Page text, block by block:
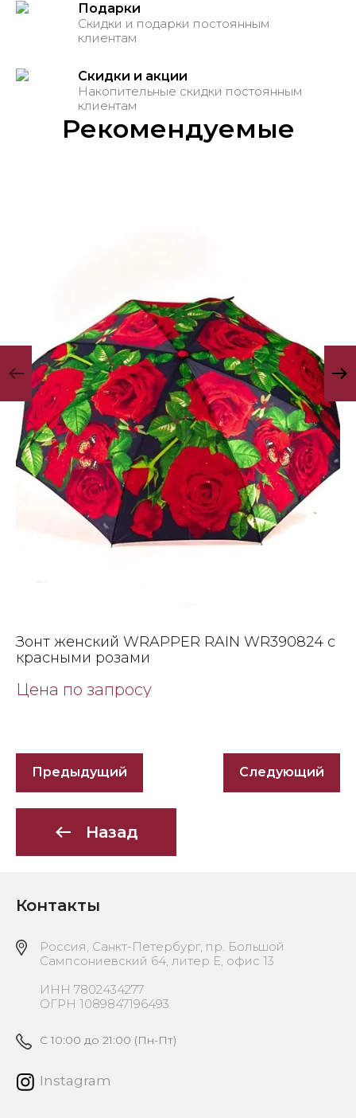
Подарки
Скидки и подарки постоянным
клиентам
Скидки и акции
Накопительные скидки постоянным
клиентам
Рекомендуемые
Зонт женский WRAPPER RAIN WR390824 с
красными розами
Цена по запросу
Предыдущий Следующий
Назад
Контакты
Россия, Санкт-Петербург, пр. Большой
Сампсониевский 64, литер Е, офис 13
ИНН 7802434277
ОГРН 1089847196493
C 10:00 до 21:00 (Пн-Пт)
Instagram